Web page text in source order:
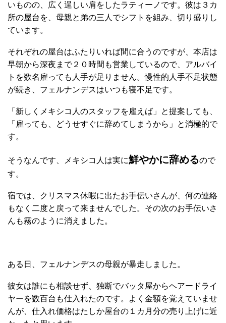
いものの、広く逞しい肩をしたラティーノです。彼は３カ
所の屋台を、母親と弟の三人でシフトを組み、切り盛りし
ています。
それぞれの屋台はふたりいれば間に合うのですが、本店は
早朝から深夜まで２０時間も営業しているので、アルバイ
トを数名雇っても人手が足りません。慢性的人手不足状態
が続き、フェルナンデスはいつも寝不足です。
「新しくメキシコ人のスタッフを雇えば」と提案しても、
「雇っても、どうせすぐに辞めてしまうから」と消極的で
す。
そうなんです、メキシコ人は実に鮮やかに辞めるので
す。
宿では、クリスマス休暇に出たお手伝いさんが、何の連絡
もなく二度と戻って来ませんでした。その次のお手伝いさ
んも霧のように消えました。
ある日、フェルナンデスの母親が暴走しました。
彼女は誰にも相談せず、独断でバッタ屋からヘアードライ
ヤーを数百台も仕入れたのです。よく金額を覚えていませ
んが、仕入れ価格はたしか屋台の１カ月分の売り上げに近